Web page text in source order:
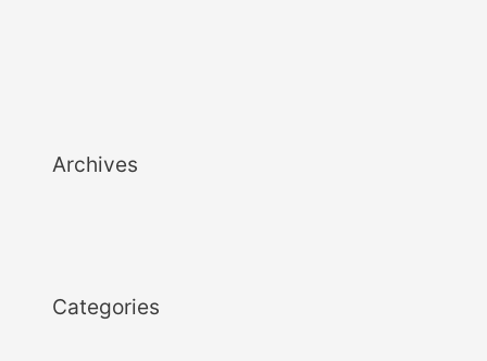
Archives
Categories